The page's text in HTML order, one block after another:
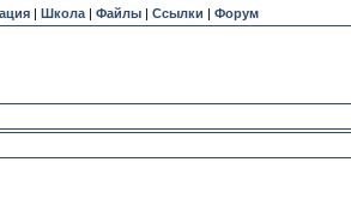
| Школа | Файлы | Ссылки | Форум